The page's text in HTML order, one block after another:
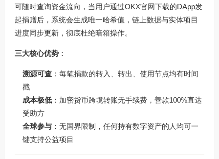
可随时查询资金流向，当用户通过OKX官网下载的DApp发
起捐赠后，系统会生成唯一哈希值，链上数据与实体项目
进度同步更新，彻底杜绝暗箱操作。
三大核心优势 ：
溯源可查 ：每笔捐款的转入、转出、使用节点均有时间
戳
成本极低 ：加密货币跨境转账无手续费，善款100%直达
受助方
全球参与 ：无国界限制，任何持有数字资产的人均可一
键支持公益项目